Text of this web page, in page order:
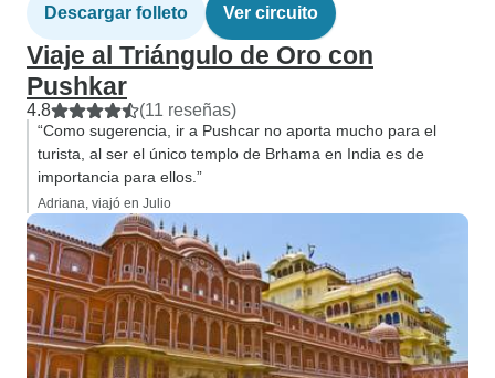
Descargar folleto Ver circuito
Viaje al Triángulo de Oro con
Pushkar
4.8 (11 reseñas)
“Como sugerencia, ir a Pushcar no aporta mucho para el
turista, al ser el único templo de Brhama en India es de
importancia para ellos.”
Adriana, viajó en Julio